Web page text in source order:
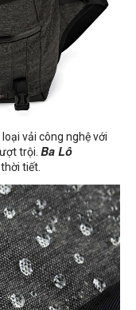
vải công nghệ với
trội. Ba Lô
tiết.